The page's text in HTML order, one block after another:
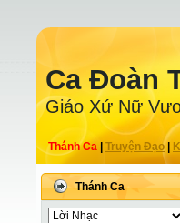
Ca Ðoàn
Giáo Xứ Nữ
Thánh Ca Truyện Ðạo|
Thánh Ca